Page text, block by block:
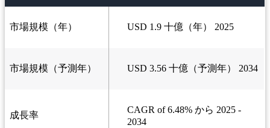
市場規模（年） USD 1.9 十億（年） 2025
市場規模（予測年） USD 3.56 十億（予測年） 2034
成長率
CAGR of 6.48% から 2025 -
2034